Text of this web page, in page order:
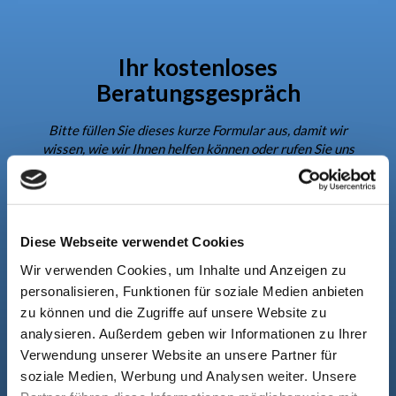
Diese Webseite verwendet Cookies
Wir verwenden Cookies, um Inhalte und Anzeigen zu
personalisieren, Funktionen für soziale Medien anbieten
zu können und die Zugriffe auf unsere Website zu
analysieren. Außerdem geben wir Informationen zu Ihrer
Verwendung unserer Website an unsere Partner für
soziale Medien, Werbung und Analysen weiter. Unsere
Ihr kostenloses
Beratungsgespräch
Bitte füllen Sie dieses kurze Formular aus, damit wir
wissen, wie wir Ihnen helfen können oder rufen Sie uns
Name
Email-Adresse
Telefonnummer